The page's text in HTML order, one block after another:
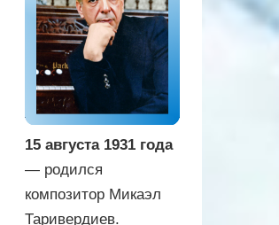
15 августа 1931 года
— родился
композитор Микаэл
Таривердиев.